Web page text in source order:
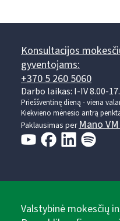
Konsultacijos
gyventojams:
+370 5 260 5060
Darbo laikas: I-IV 8.00-
Prieššventinę dieną - viena
Kiekvieno mėnesio antrą
Paklausimas perMano
Valstybinė mokesčių